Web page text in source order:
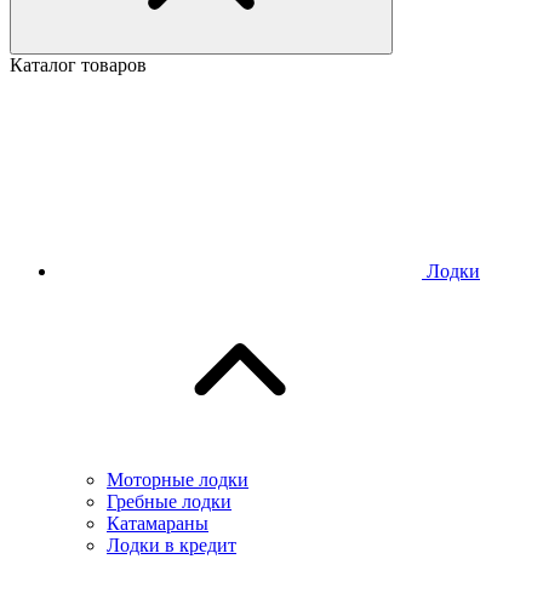
Каталог товаров
Лодки
Моторные лодки
Гребные лодки
Катамараны
Лодки в кредит